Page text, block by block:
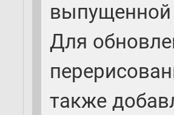
выпущенной
Для
также